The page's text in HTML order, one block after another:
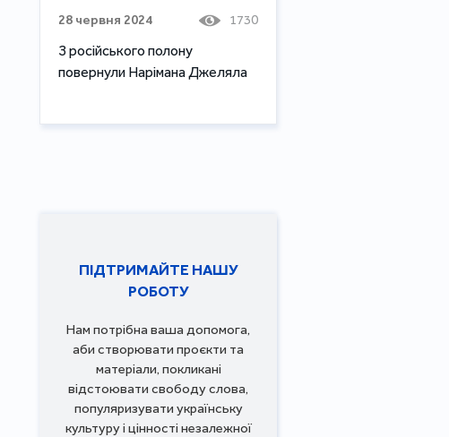
28 червня 2024 1730
З російського полону
повернули Нарімана Джеляла
ПІДТРИМАЙТЕ НАШУ
РОБОТУ
Нам потрібна ваша допомога,
аби створювати проєкти та
матеріали, покликані
відстоювати свободу слова,
популяризувати українську
культуру і цінності незалежної